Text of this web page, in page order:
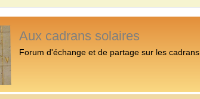
Aux cadrans solaires
Forum d'échange et de partage sur les